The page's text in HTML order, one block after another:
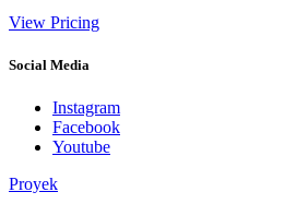
View Pricing
Social Media
Instagram
Facebook
Youtube
Proyek